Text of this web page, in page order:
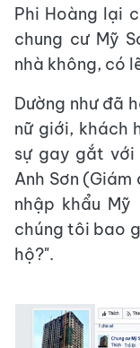
Phi Hoàng lại
chung cư Mỹ
nhà không, có
Dường như đã
nữ giới, khách
sự gay gắt với
Anh Sơn
nhập khẩu
chúng tôi bao
hộ?".